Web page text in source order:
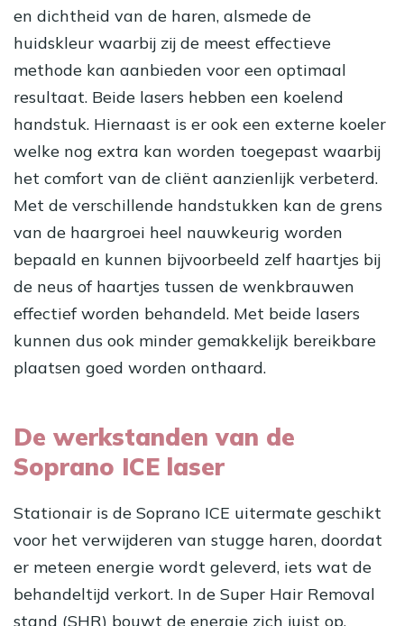
en dichtheid van de haren, alsmede de
huidskleur waarbij zij de meest effectieve
methode kan aanbieden voor een optimaal
resultaat. Beide lasers hebben een koelend
handstuk. Hiernaast is er ook een externe koeler
welke nog extra kan worden toegepast waarbij
het comfort van de cliënt aanzienlijk verbeterd.
Met de verschillende handstukken kan de grens
van de haargroei heel nauwkeurig worden
bepaald en kunnen bijvoorbeeld zelf haartjes bij
de neus of haartjes tussen de wenkbrauwen
effectief worden behandeld. Met beide lasers
kunnen dus ook minder gemakkelijk bereikbare
plaatsen goed worden onthaard.
De werkstanden van de
Soprano ICE laser
Stationair is de Soprano ICE uitermate geschikt
voor het verwijderen van stugge haren, doordat
er meteen energie wordt geleverd, iets wat de
behandeltijd verkort. In de Super Hair Removal
stand (SHR) bouwt de energie zich juist op.